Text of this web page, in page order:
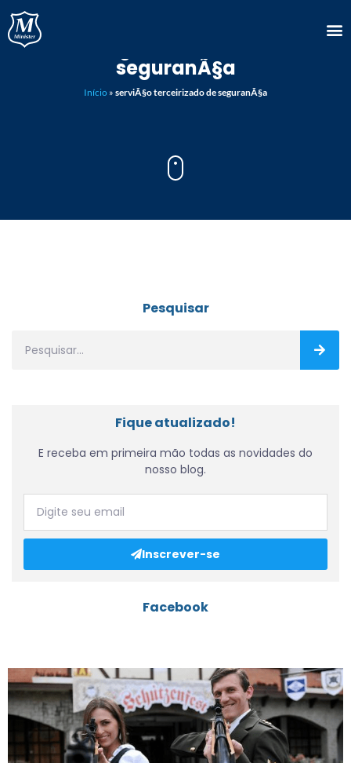
seguranÃ§a
Início » serviÃ§o terceirizado de seguranÃ§a
Pesquisar
Fique atualizado!
E receba em primeira mão todas as novidades do
nosso blog.
Inscrever-se
Facebook